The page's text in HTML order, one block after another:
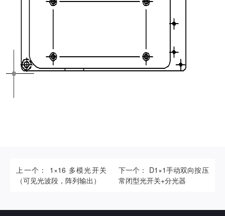
上一个： 1×16 多模光开关
（可见光波段，阵列输出）
下一个： D1×1手动双向按压
常闭型光开关+分光器